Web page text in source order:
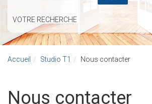
VOTRE RECHERCHE
Accueil Studio T1 Nous contacter
Nous contacter